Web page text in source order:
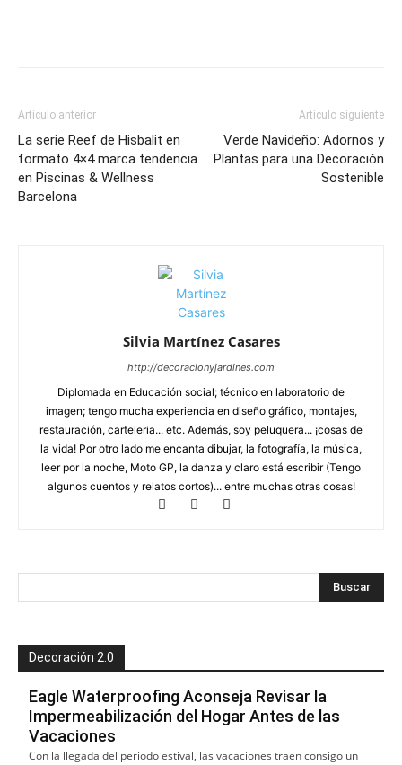
Artículo anterior
La serie Reef de Hisbalit en
formato 4×4 marca tendencia
en Piscinas & Wellness
Barcelona
Artículo siguiente
Verde Navideño: Adornos y
Plantas para una Decoración
Sostenible
Silvia Martínez Casares
http://decoracionyjardines.com
Diplomada en Educación social; técnico en laboratorio de
imagen; tengo mucha experiencia en diseño gráfico, montajes,
restauración, carteleria... etc. Además, soy peluquera... ¡cosas de
la vida! Por otro lado me encanta dibujar, la fotografía, la música,
leer por la noche, Moto GP, la danza y claro está escribir (Tengo
algunos cuentos y relatos cortos)... entre muchas otras cosas!
Decoración 2.0
Eagle Waterproofing Aconseja Revisar la
Impermeabilización del Hogar Antes de las
Vacaciones
Con la llegada del periodo estival, las vacaciones traen consigo un